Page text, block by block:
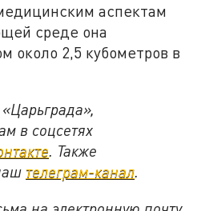
аспектам
среде она
около 2,5 кубометров в
в соцсетях
. Также
телеграм-канал.